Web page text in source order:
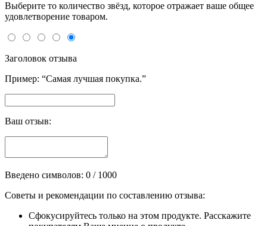
Выберите то количество звёзд, которое отражает ваше общее
удовлетворение товаром.
Заголовок отзыва
Пример: “Самая лучшая покупка.”
Ваш отзыв:
Введено символов: 0 / 1000
Советы и рекомендации по составлению отзыва:
Сфокусируйтесь только на этом продукте. Расскажите